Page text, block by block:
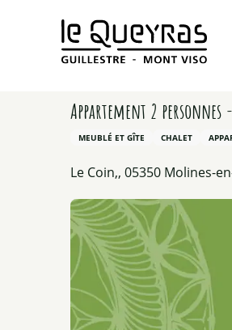
Accueil Préparer mon
Appartement 2 personnes
MEUBLÉ ET GÎTE CHALET
Le Coin,, 05350 Molines-